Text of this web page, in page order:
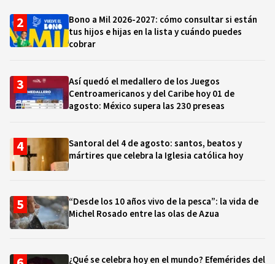
Bono a Mil 2026-2027: cómo consultar si están
tus hijos e hijas en la lista y cuándo puedes
cobrar
Así quedó el medallero de los Juegos
Centroamericanos y del Caribe hoy 01 de
agosto: México supera las 230 preseas
Santoral del 4 de agosto: santos, beatos y
mártires que celebra la Iglesia católica hoy
“Desde los 10 años vivo de la pesca”: la vida de
Michel Rosado entre las olas de Azua
¿Qué se celebra hoy en el mundo? Efemérides del